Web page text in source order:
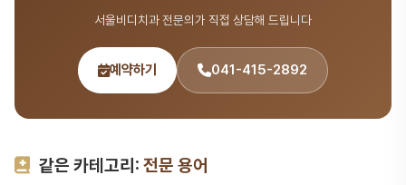
으로 상담을 받으실 수 있습니다.
서울비디치과 전문의가 직접 상담해 드립니다
예약하기 041-415-2892
같은 카테고리: 전문 용어